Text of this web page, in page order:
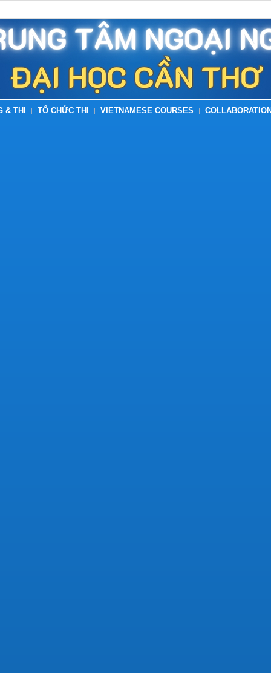
& THI TỔ CHỨC THI VIETNAMESE COURSES